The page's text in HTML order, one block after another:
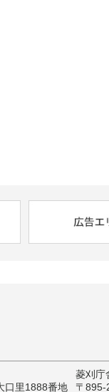
里1888番地
菱刈庁
〒